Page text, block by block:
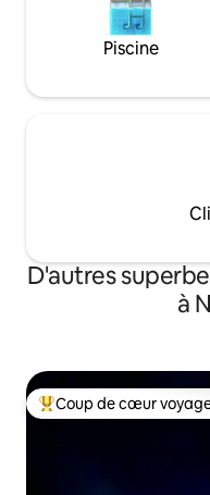
Piscine
D'autres
à
Coup de cœur
Coup de cœur